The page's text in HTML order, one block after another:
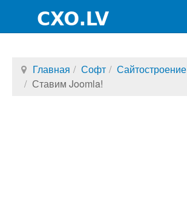
Главная Софт
Сайтостроение
Ставим Joomla!